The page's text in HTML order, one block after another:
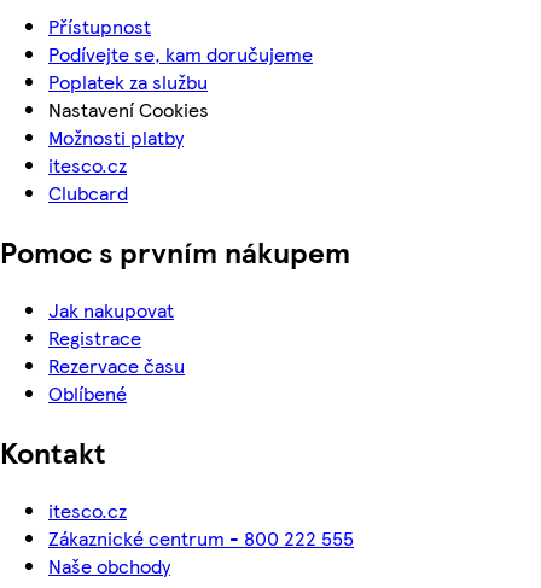
Přístupnost
Podívejte se, kam doručujeme
Poplatek za službu
Nastavení Cookies
Možnosti platby
itesco.cz
Clubcard
Pomoc s prvním nákupem
Jak nakupovat
Registrace
Rezervace času
Oblíbené
Kontakt
itesco.cz
Zákaznické centrum - 800 222 555
Naše obchody